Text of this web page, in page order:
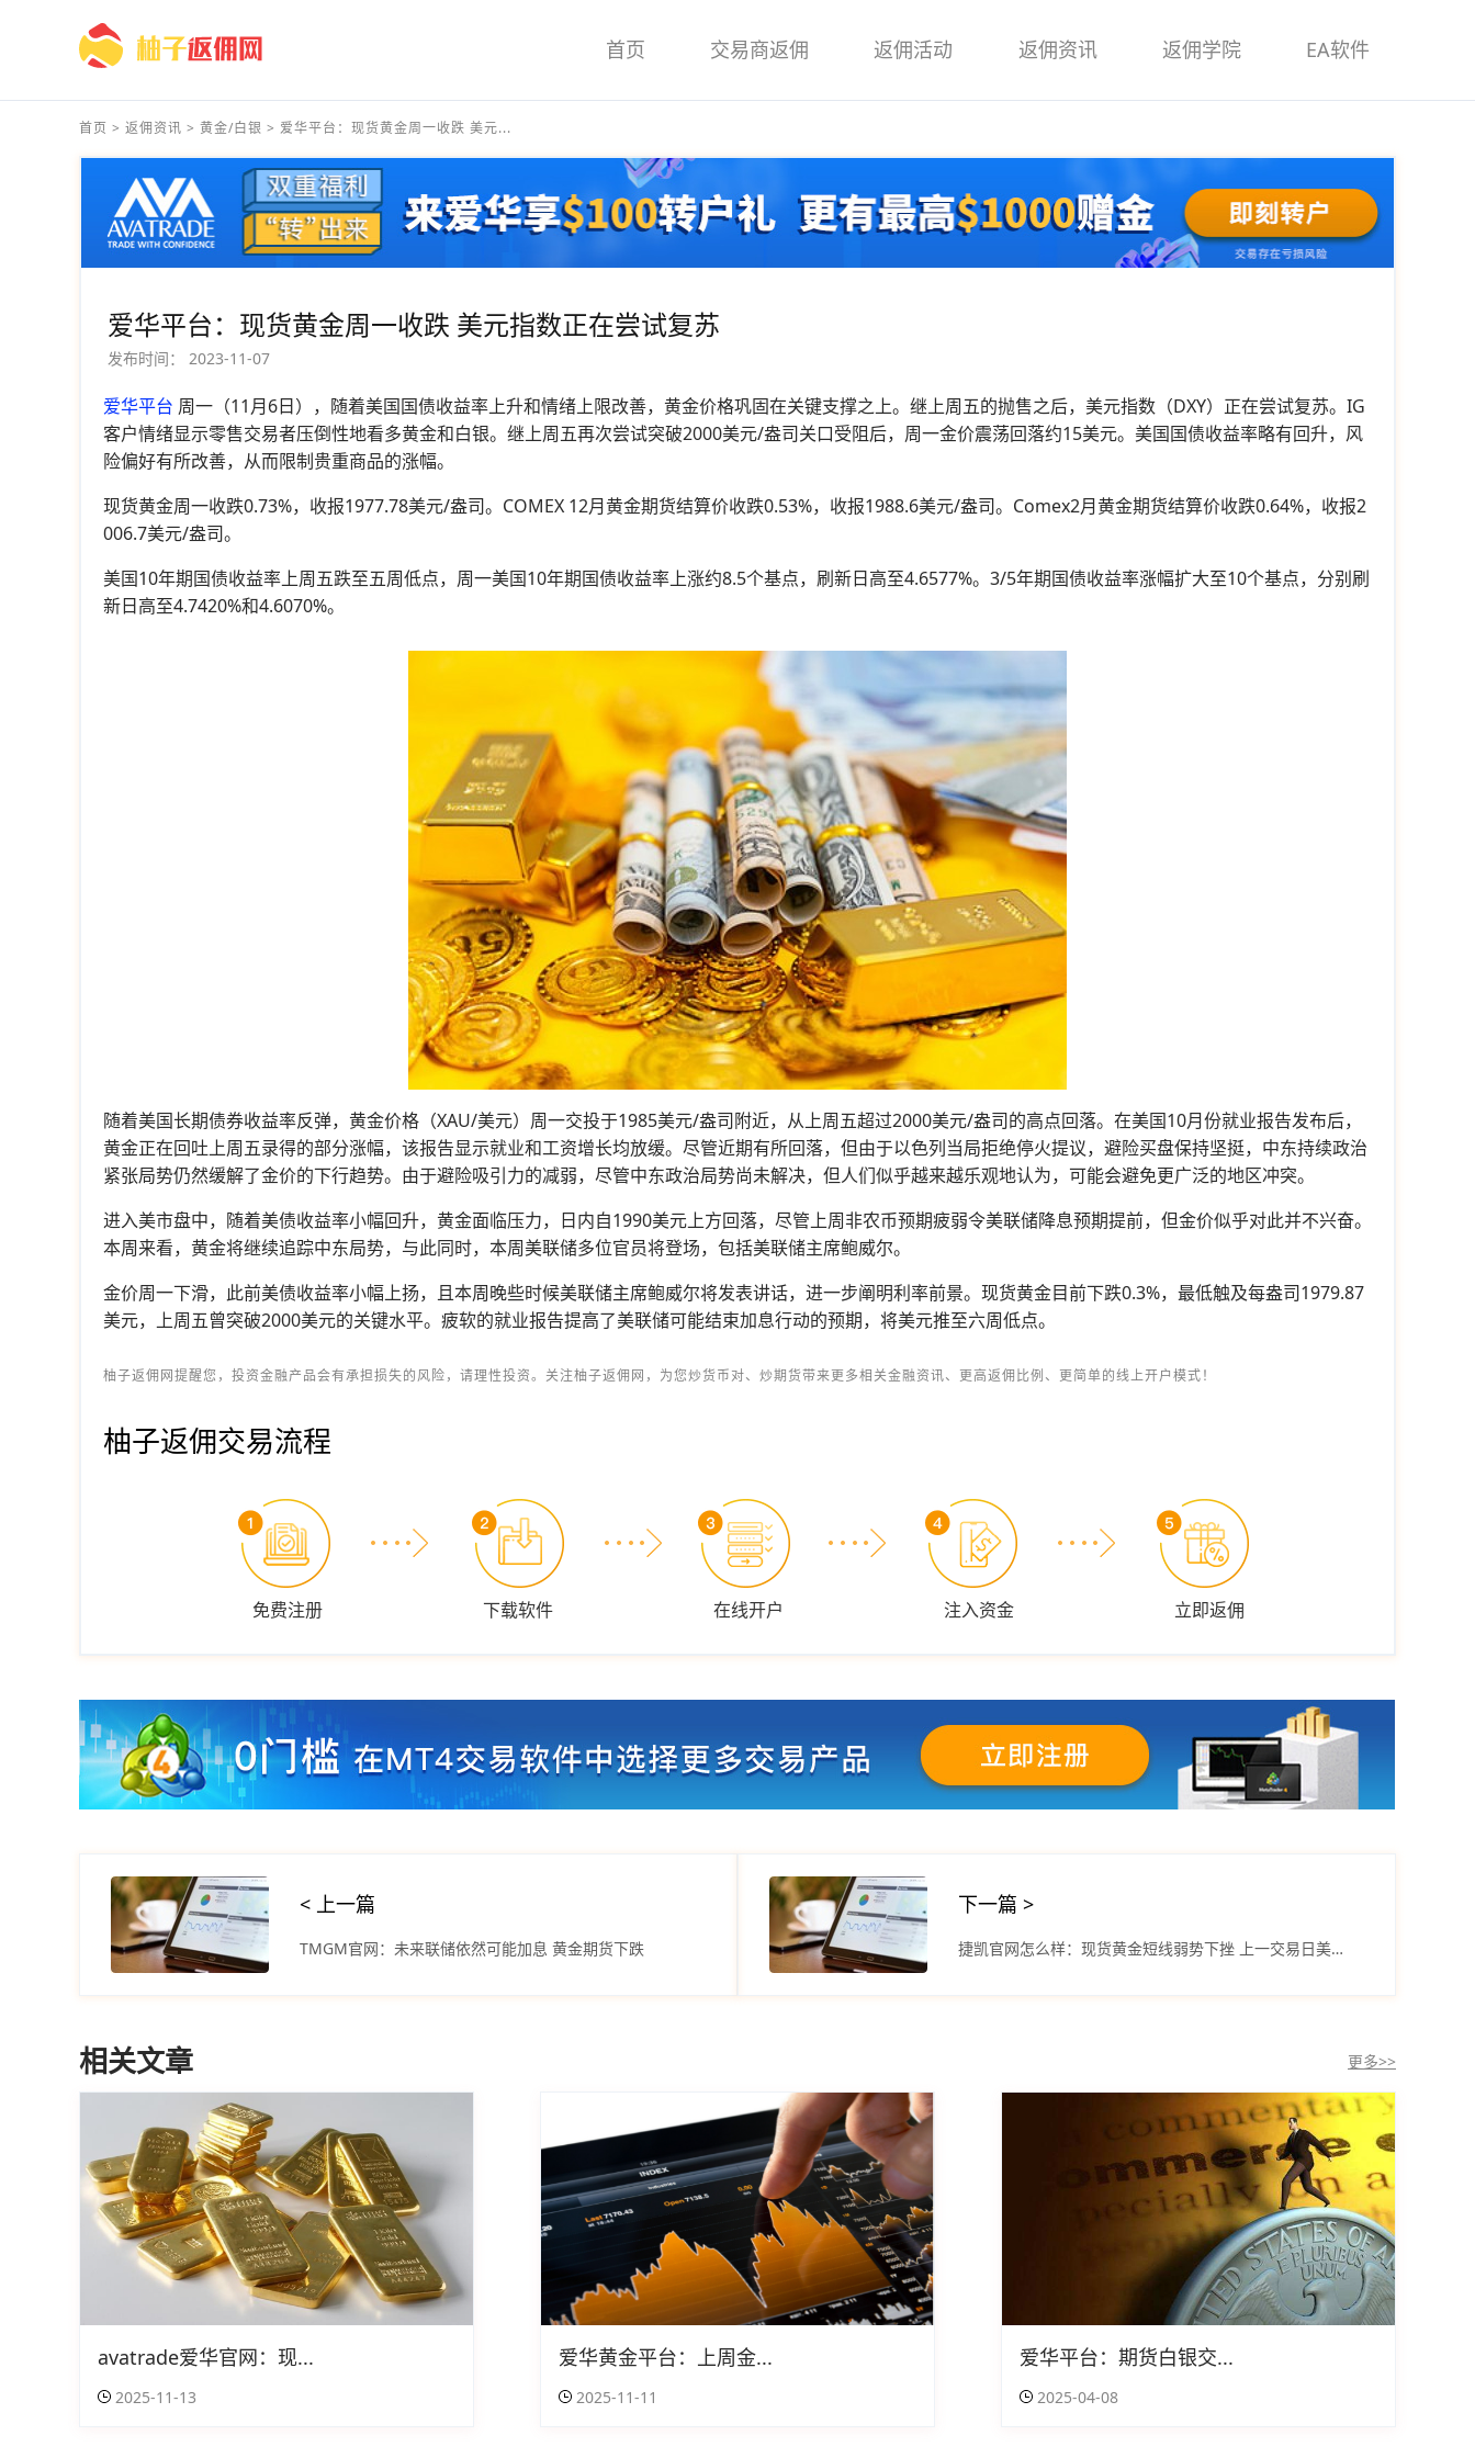
首页 交易商返佣 返佣活动 返佣资讯 返佣学院 EA软件
首页 > 返佣资讯 > 黄金/白银 > 爱华平台：现货黄金周一收跌 美元...
爱华平台：现货黄金周一收跌 美元指数正在尝试复苏
发布时间： 2023-11-07
爱华平台 周一（11月6日），随着美国国债收益率上升和情绪上限改善，黄金价格巩固在关键支撑之上。继上周五的抛售之后，美元指数（DXY）正在尝试复苏。IG
客户情绪显示零售交易者压倒性地看多黄金和白银。继上周五再次尝试突破2000美元/盎司关口受阻后，周一金价震荡回落约15美元。美国国债收益率略有回升，风
险偏好有所改善，从而限制贵重商品的涨幅。
现货黄金周一收跌0.73%，收报1977.78美元/盎司。COMEX 12月黄金期货结算价收跌0.53%，收报1988.6美元/盎司。Comex2月黄金期货结算价收跌0.64%，收报2
006.7美元/盎司。
美国10年期国债收益率上周五跌至五周低点，周一美国10年期国债收益率上涨约8.5个基点，刷新日高至4.6577%。3/5年期国债收益率涨幅扩大至10个基点，分别刷
新日高至4.7420%和4.6070%。
随着美国长期债券收益率反弹，黄金价格（XAU/美元）周一交投于1985美元/盎司附近，从上周五超过2000美元/盎司的高点回落。在美国10月份就业报告发布后，
黄金正在回吐上周五录得的部分涨幅，该报告显示就业和工资增长均放缓。尽管近期有所回落，但由于以色列当局拒绝停火提议，避险买盘保持坚挺，中东持续政治
紧张局势仍然缓解了金价的下行趋势。由于避险吸引力的减弱，尽管中东政治局势尚未解决，但人们似乎越来越乐观地认为，可能会避免更广泛的地区冲突。
进入美市盘中，随着美债收益率小幅回升，黄金面临压力，日内自1990美元上方回落，尽管上周非农币预期疲弱令美联储降息预期提前，但金价似乎对此并不兴奋。
本周来看，黄金将继续追踪中东局势，与此同时，本周美联储多位官员将登场，包括美联储主席鲍威尔。
金价周一下滑，此前美债收益率小幅上扬，且本周晚些时候美联储主席鲍威尔将发表讲话，进一步阐明利率前景。现货黄金目前下跌0.3%，最低触及每盎司1979.87
美元，上周五曾突破2000美元的关键水平。疲软的就业报告提高了美联储可能结束加息行动的预期，将美元推至六周低点。
柚子返佣网提醒您，投资金融产品会有承担损失的风险，请理性投资。关注柚子返佣网，为您炒货币对、炒期货带来更多相关金融资讯、更高返佣比例、更简单的线上开户模式！
柚子返佣交易流程
免费注册 下载软件 在线开户 注入资金 立即返佣
< 上一篇
TMGM官网：未来联储依然可能加息 黄金期货下跌
下一篇 >
捷凯官网怎么样：现货黄金短线弱势下挫 上一交易日美元指数收跌
相关文章 更多>>
avatrade爱华官网：现...
2025-11-13
爱华黄金平台：上周金...
2025-11-11
爱华平台：期货白银交...
2025-04-08